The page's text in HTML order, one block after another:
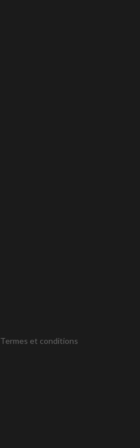
Termes et conditions